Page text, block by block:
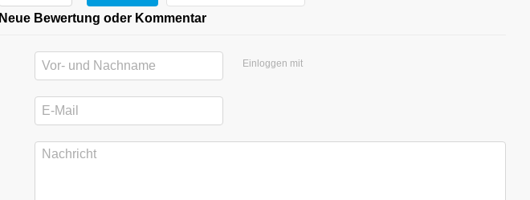
Neue Bewertung oder Kommentar
Einloggen mit